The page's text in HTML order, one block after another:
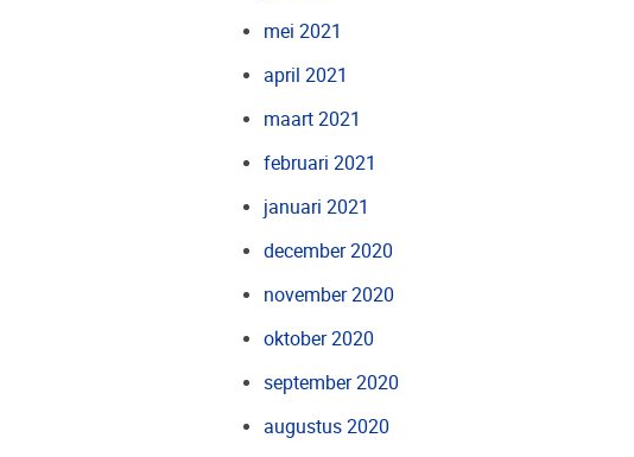
mei 2021
april 2021
maart 2021
februari 2021
januari 2021
december 2020
november 2020
oktober 2020
september 2020
augustus 2020